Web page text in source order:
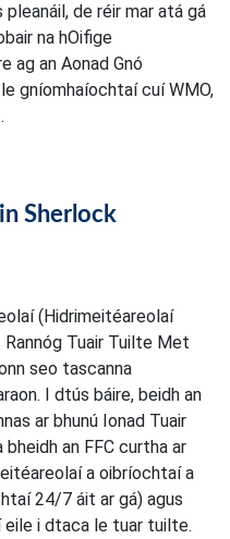
de réir mar atá gá
na hOifige
ag an Aonad Gnó
gníomhaíochtaí cuí WMO,
Sherlock
(Hidrimeitéareolaí
Tuair Tuilte Met
seo tascanna
I dtús báire, beidh an
ar bhunú Ionad Tuair
bheidh an FFC curtha ar
a oibríochtaí a
24/7 áit ar gá) agus
eile i dtaca le tuar tuilte.